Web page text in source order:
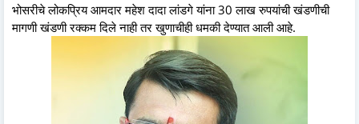
भोसरीचे लोकप्रिय आमदार महेश दादा लांडगे यांना 30 लाख रुपयांची खंडणीची
मागणी खंडणी रक्कम दिले नाही तर खुणाचीही धमकी देण्यात आली आहे.